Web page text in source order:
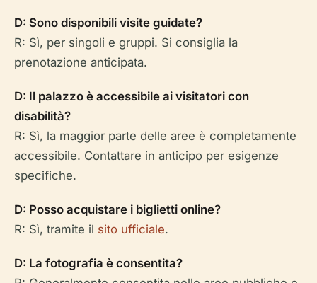
D: Sono disponibili visite guidate?
R: Sì, per singoli e gruppi. Si consiglia la
prenotazione anticipata.
D: Il palazzo è accessibile ai visitatori con
disabilità?
R: Sì, la maggior parte delle aree è completamente
accessibile. Contattare in anticipo per esigenze
specifiche.
D: Posso acquistare i biglietti online?
R: Sì, tramite il sito ufficiale.
D: La fotografia è consentita?